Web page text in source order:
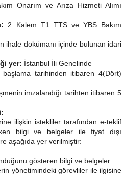
Onarım ve Arıza Hizmeti Alımı
2 Kalem T1 TTS ve YBS Bakım
ihale dokümanı içinde bulunan idari
yer: İstanbul İli Genelinde
başlama tarihinden itibaren 4(Dört)
imzalandığı tarihten itibaren 5
ilişkin istekliler tarafından e-teklif
bilgi ve belgeler ile fiyat dışı
aşağıda yer verilmiştir:
gösteren bilgi ve belgeler:
yönetimindeki görevliler ile ilgisine